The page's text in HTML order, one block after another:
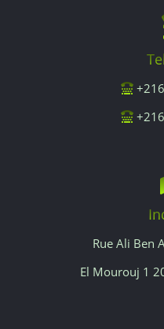
Rue Ali Ben
El Mourouj 1